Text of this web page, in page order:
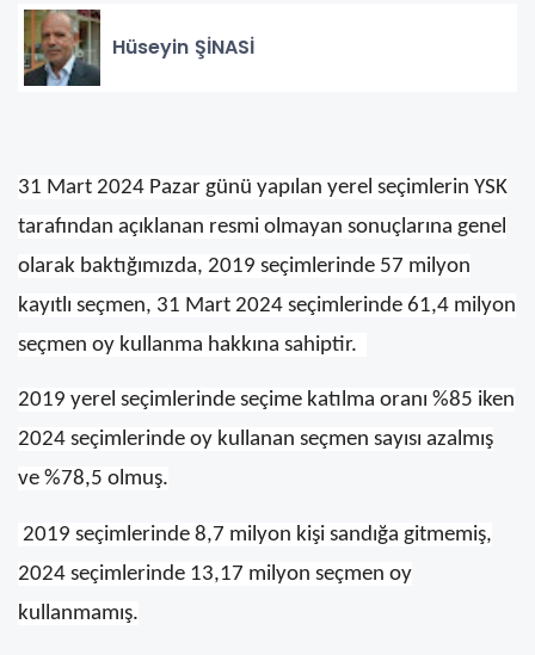
Hüseyin ŞİNASİ
31 Mart 2024 Pazar günü yapılan yerel seçimlerin YSK
tarafından açıklanan resmi olmayan sonuçlarına genel
olarak baktığımızda, 2019 seçimlerinde 57 milyon
kayıtlı seçmen, 31 Mart 2024 seçimlerinde 61,4 milyon
seçmen oy kullanma hakkına sahiptir.
2019 yerel seçimlerinde seçime katılma oranı %85 iken
2024 seçimlerinde oy kullanan seçmen sayısı azalmış
ve %78,5 olmuş.
2019 seçimlerinde 8,7 milyon kişi sandığa gitmemiş,
2024 seçimlerinde 13,17 milyon seçmen oy
kullanmamış.